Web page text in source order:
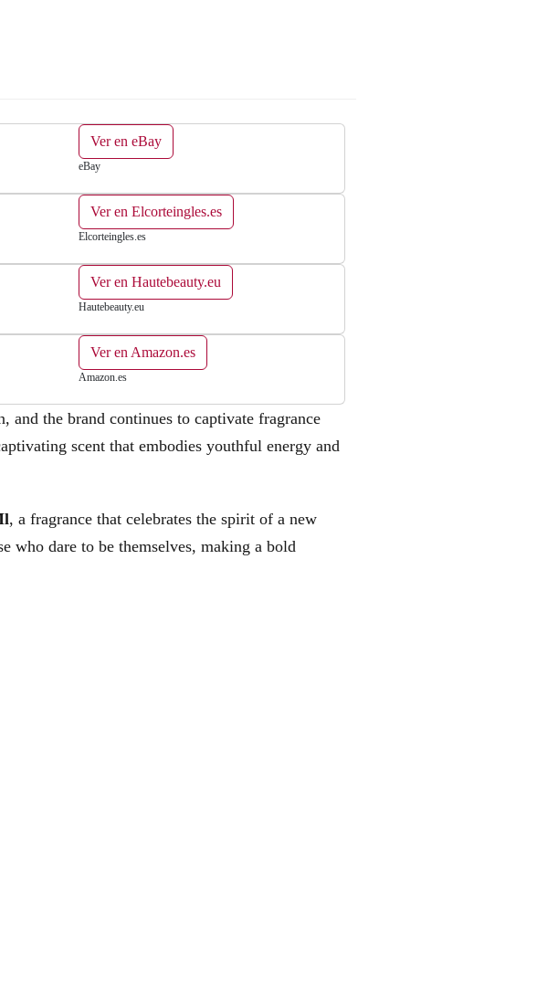
Ver en eBay
eBay
Ver en Elcorteingles.es
Elcorteingles.es
Ver en Hautebeauty.eu
Hautebeauty.eu
Ver en Amazon.es
Amazon.es
and the brand continues to captivate fragrance
scent that embodies youthful energy and
, a fragrance that celebrates the spirit of a new
who dare to be themselves, making a bold